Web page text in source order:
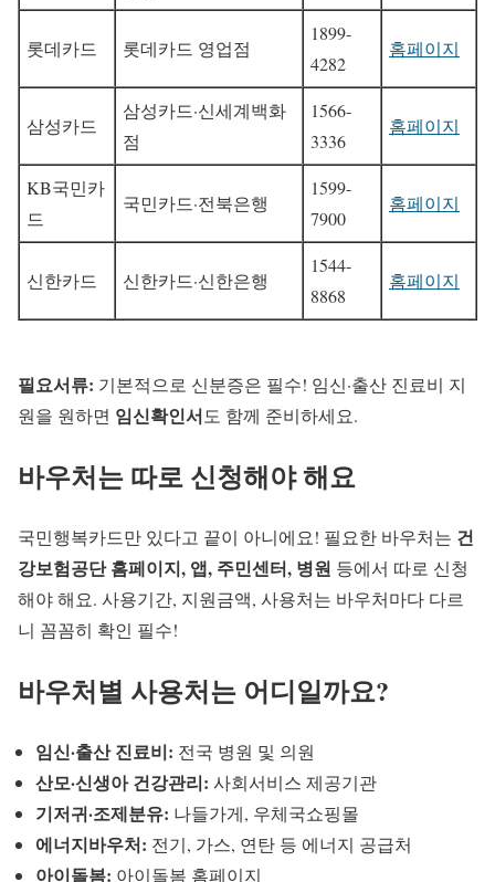
롯데카드 롯데카드 영업점
1899-
4282
홈페이지
삼성카드
삼성카드·신세계백화
점
1566-
3336
홈페이지
KB국민카
드
국민카드·전북은행
1599-
7900
홈페이지
신한카드 신한카드·신한은행
1544-
8868
홈페이지
필요서류: 기본적으로 신분증은 필수! 임신·출산 진료비 지
원을 원하면 임신확인서도 함께 준비하세요.
바우처는 따로 신청해야 해요
국민행복카드만 있다고 끝이 아니에요! 필요한 바우처는 건
강보험공단 홈페이지, 앱, 주민센터, 병원 등에서 따로 신청
해야 해요. 사용기간, 지원금액, 사용처는 바우처마다 다르
니 꼼꼼히 확인 필수!
바우처별 사용처는 어디일까요?
임신·출산 진료비: 전국 병원 및 의원
산모·신생아 건강관리: 사회서비스 제공기관
기저귀·조제분유: 나들가게, 우체국쇼핑몰
에너지바우처: 전기, 가스, 연탄 등 에너지 공급처
아이돌봄: 아이돌봄 홈페이지